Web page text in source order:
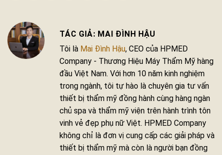
MAI ĐÌNH HẬU
Tôi là Mai Đình Hậu, CEO của HPMED
Company - Thương Hiệu Máy Thẩm Mỹ hàng
đầu Việt Nam. Với hơn 10 năm kinh nghiệm
trong ngành, tôi tự hào là chuyên gia tư vấn
thiết bị thẩm mỹ đồng hành cùng hàng ngàn
chủ spa và thẩm mỹ viện trên hành trình tôn
vinh vẻ đẹp phụ nữ Việt. HPMED Company
không chỉ là đơn vị cung cấp các giải pháp và
thiết bị thẩm mỹ mà còn là người bạn đồng